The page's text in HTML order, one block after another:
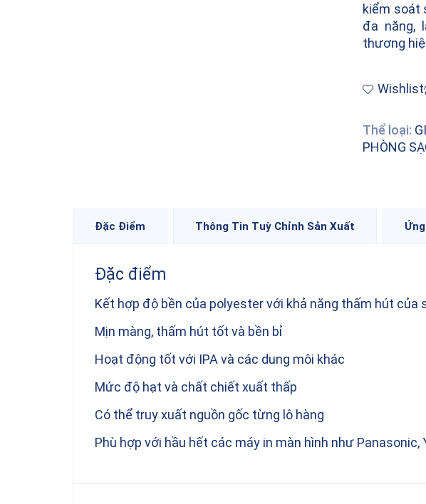
kiểm soát
đa năng,
thương
Wishlist
Thể loại:
PHÒNG
Đặc Điểm Thông Tin Tuỳ Chỉnh Sản Xuất
Đặc điểm
Kết hợp độ bền của polyester với khả năng thấm hút của
Mịn màng, thấm hút tốt và bền bỉ
Hoạt động tốt với IPA và các dung môi khác
Mức độ hạt và chất chiết xuất thấp
Có thể truy xuất nguồn gốc từng lô hàng
Phù hợp với hầu hết các máy in màn hình như Panasonic,